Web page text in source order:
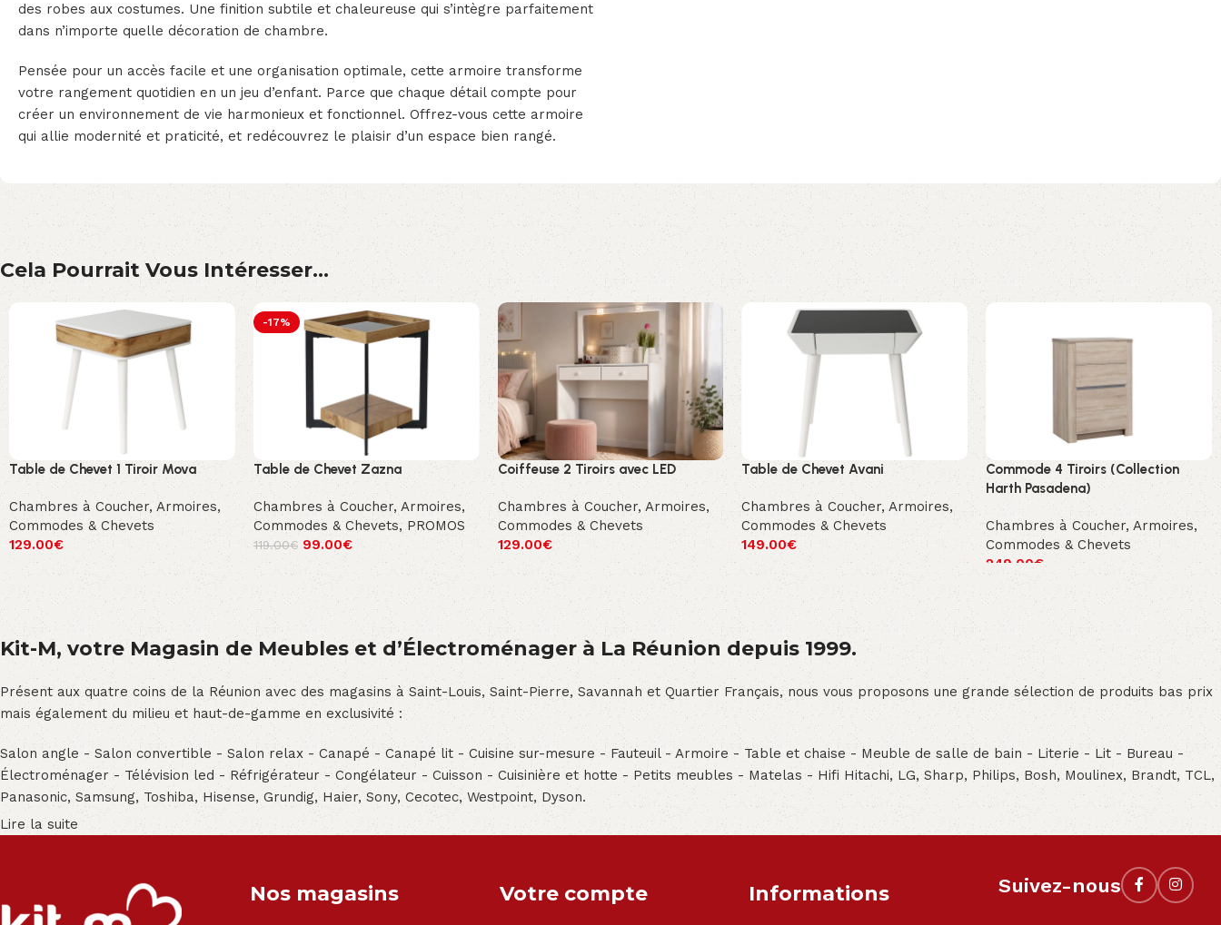
des robes aux costumes. Une finition subtile et chaleureuse qui s’intègre parfaitement
dans n’importe quelle décoration de chambre.
Pensée pour un accès facile et une organisation optimale, cette armoire transforme
votre rangement quotidien en un jeu d’enfant. Parce que chaque détail compte pour
créer un environnement de vie harmonieux et fonctionnel. Offrez-vous cette armoire
qui allie modernité et praticité, et redécouvrez le plaisir d’un espace bien rangé.
Cela Pourrait Vous Intéresser...
Table de Chevet 1 Tiroir Mova
Chambres à Coucher, Armoires,
Commodes & Chevets
129.00€
-17%
Table de Chevet Zazna
Chambres à Coucher, Armoires,
Commodes & Chevets, PROMOS
119.00€ 99.00€
Coiffeuse 2 Tiroirs avec LED
Chambres à Coucher, Armoires,
Commodes & Chevets
129.00€
Table de Chevet Avani
Chambres à Coucher,Armoires,
Commodes & Chevets
149.00€
Commode 4 Tiroirs (Collection
Harth Pasadena)
Chambres à Coucher,Armoires,
Commodes & Chevets
249.00€
Kit-M, votre Magasin de Meubles et d’Électroménager à La Réunion depuis 1999.
Présent aux quatre coins de la Réunion avec des magasins à Saint-Louis, Saint-Pierre, Savannah et Quartier Français, nous vous proposons une grande sélection de produits bas prix
mais également du milieu et haut-de-gamme en exclusivité :
Salon angle - Salon convertible - Salon relax - Canapé - Canapé lit - Cuisine sur-mesure - Fauteuil - Armoire - Table et chaise - Meuble de salle de bain - Literie - Lit - Bureau -
Électroménager - Télévision led - Réfrigérateur - Congélateur - Cuisson - Cuisinière et hotte - Petits meubles - Matelas - Hifi Hitachi, LG, Sharp, Philips, Bosh, Moulinex, Brandt, TCL,
Panasonic, Samsung, Toshiba, Hisense, Grundig, Haier, Sony, Cecotec, Westpoint, Dyson.
Lire la suite
Nos magasins Votre compte Informations Suivez-nous